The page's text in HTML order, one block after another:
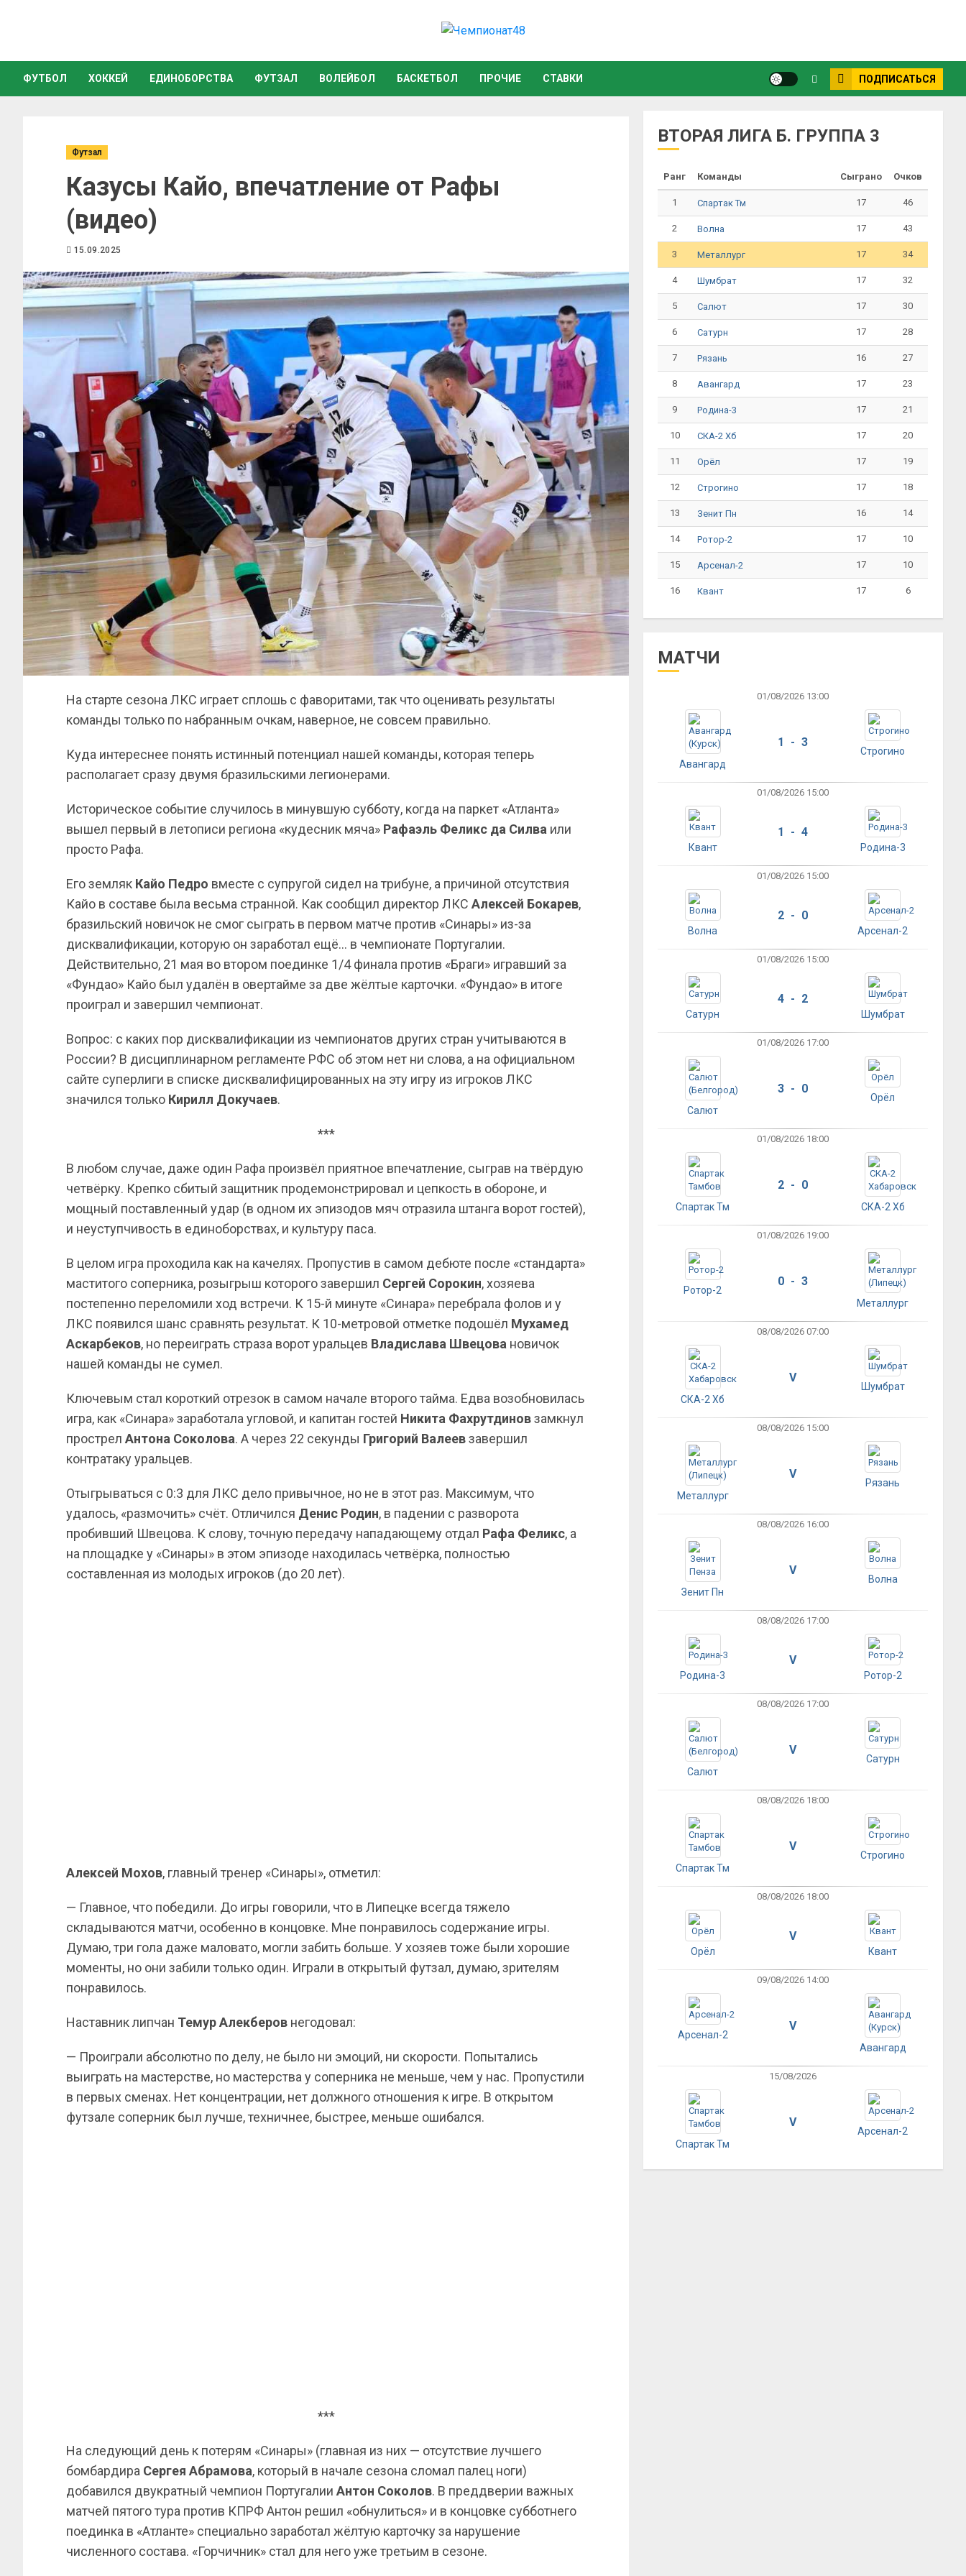
ФУТБОЛ ХОККЕЙ ЕДИНОБОРСТВА ФУТЗАЛ ВОЛЕЙБОЛ БАСКЕТБОЛ ПРОЧИЕ СТАВКИ ПОДПИСАТЬСЯ
Футзал
Казусы Кайо, впечатление от Рафы
(видео)
15.09.2025
На старте сезона ЛКС играет сплошь с фаворитами, так что оценивать результаты
команды только по набранным очкам, наверное, не совсем правильно.
Куда интереснее понять истинный потенциал нашей команды, которая теперь
располагает сразу двумя бразильскими легионерами.
Историческое событие случилось в минувшую субботу, когда на паркет «Атланта»
вышел первый в летописи региона «кудесник мяча» Рафаэль Феликс да Силва или
просто Рафа.
Его земляк Кайо Педро вместе с супругой сидел на трибуне, а причиной отсутствия
Кайо в составе была весьма странной. Как сообщил директор ЛКС Алексей Бокарев,
бразильский новичок не смог сыграть в первом матче против «Синары» из-за
дисквалификации, которую он заработал ещё… в чемпионате Португалии.
Действительно, 21 мая во втором поединке 1/4 финала против «Браги» игравший за
«Фундао» Кайо был удалён в овертайме за две жёлтые карточки. «Фундао» в итоге
проиграл и завершил чемпионат.
Вопрос: с каких пор дисквалификации из чемпионатов других стран учитываются в
России? В дисциплинарном регламенте РФС об этом нет ни слова, а на официальном
сайте суперлиги в списке дисквалифицированных на эту игру из игроков ЛКС
значился только Кирилл Докучаев.
***
В любом случае, даже один Рафа произвёл приятное впечатление, сыграв на твёрдую
четвёрку. Крепко сбитый защитник продемонстрировал и цепкость в обороне, и
мощный поставленный удар (в одном их эпизодов мяч отразила штанга ворот гостей),
и неуступчивость в единоборствах, и культуру паса.
В целом игра проходила как на качелях. Пропустив в самом дебюте после «стандарта»
маститого соперника, розыгрыш которого завершил Сергей Сорокин, хозяева
постепенно переломили ход встречи. К 15-й минуте «Синара» перебрала фолов и у
ЛКС появился шанс сравнять результат. К 10-метровой отметке подошёл Мухамед
Аскарбеков, но переиграть страза ворот уральцев Владислава Швецова новичок
нашей команды не сумел.
Ключевым стал короткий отрезок в самом начале второго тайма. Едва возобновилась
игра, как «Синара» заработала угловой, и капитан гостей Никита Фахрутдиновзамкнул
прострел Антона Соколова. А через 22 секунды Григорий Валеевзавершил
контратаку уральцев.
Отыгрываться с 0:3 для ЛКС дело привычное, но не в этот раз. Максимум, что
удалось, «размочить» счёт. Отличился Денис Родин, в падении с разворота
пробивший Швецова. К слову, точную передачу нападающему отдал Рафа Феликс, а
на площадке у «Синары» в этом эпизоде находилась четвёрка, полностью
составленная из молодых игроков (до 20 лет).
Алексей Мохов, главный тренер «Синары», отметил:
— Главное, что победили. До игры говорили, что в Липецке всегда тяжело
складываются матчи, особенно в концовке. Мне понравилось содержание игры.
Думаю, три гола даже маловато, могли забить больше. У хозяев тоже были хорошие
моменты, но они забили только один. Играли в открытый футзал, думаю, зрителям
понравилось.
Наставник липчан Темур Алекберов негодовал:
— Проиграли абсолютно по делу, не было ни эмоций, ни скорости. Попытались
выиграть на мастерстве, но мастерства у соперника не меньше, чем у нас. Пропустили
в первых сменах. Нет концентрации, нет должного отношения к игре. В открытом
футзале соперник был лучше, техничнее, быстрее, меньше ошибался.
***
На следующий день к потерям «Синары» (главная из них — отсутствие лучшего
бомбардира Сергея Абрамова, который в начале сезона сломал палец ноги)
добавился двукратный чемпион Португалии Антон Соколов. В преддверии важных
матчей пятого тура против КПРФ Антон решил «обнулиться» и в концовке субботнего
поединка в «Атланте» специально заработал жёлтую карточку за нарушение
численного состава. «Горчичник» стал для него уже третьим в сезоне.
ВТОРАЯ ЛИГА Б. ГРУППА 3
Ранг Команды Сыграно Очков
1 Спартак Тм 17 46
2 Волна 17 43
3 Металлург 17 34
4 Шумбрат 17 32
5 Салют 17 30
6 Сатурн 17 28
7 Рязань 16 27
8 Авангард 17 23
9 Родина-3 17 21
10 СКА-2 Хб 17 20
11 Орёл 17 19
12 Строгино 17 18
13 Зенит Пн 16 14
14 Ротор-2 17 10
15 Арсенал-2 17 10
16 Квант 17 6
МАТЧИ
01/08/2026 13:00
Авангард
1 - 3
Строгино
01/08/2026 15:00
Квант
1 - 4
Родина-3
01/08/2026 15:00
Волна
2 - 0
Арсенал-2
01/08/2026 15:00
Сатурн
4 - 2
Шумбрат
01/08/2026 17:00
Салют
3 - 0
Орёл
01/08/2026 18:00
Спартак Тм
2 - 0
СКА-2 Хб
01/08/2026 19:00
Ротор-2
0 - 3
Металлург
08/08/2026 07:00
СКА-2 Хб
V
Шумбрат
08/08/2026 15:00
Металлург
V
Рязань
08/08/2026 16:00
Зенит Пн
V
Волна
08/08/2026 17:00
Родина-3
V
Ротор-2
08/08/2026 17:00
Салют
V
Сатурн
08/08/2026 18:00
Спартак Тм
V
Строгино
08/08/2026 18:00
Орёл
V
Квант
09/08/2026 14:00
Арсенал-2
V
Авангард
15/08/2026
Спартак Тм
V
Арсенал-2